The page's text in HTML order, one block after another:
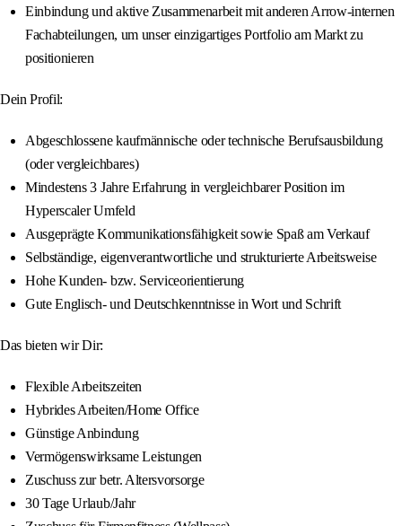
Einbindung und aktive Zusammenarbeit mit anderen Arrow-internen
Fachabteilungen, um unser einzigartiges Portfolio am Markt zu
positionieren
Dein Profil:
Abgeschlossene kaufmännische oder technische Berufsausbildung
(oder vergleichbares)
Mindestens 3 Jahre Erfahrung in vergleichbarer Position im
Hyperscaler Umfeld
Ausgeprägte Kommunikationsfähigkeit sowie Spaß am Verkauf
Selbständige, eigenverantwortliche und strukturierte Arbeitsweise
Hohe Kunden- bzw. Serviceorientierung
Gute Englisch- und Deutschkenntnisse in Wort und Schrift
Das bieten wir Dir:
Flexible Arbeitszeiten
Hybrides Arbeiten/Home Office
Günstige Anbindung
Vermögenswirksame Leistungen
Zuschuss zur betr. Altersvorsorge
30 Tage Urlaub/Jahr